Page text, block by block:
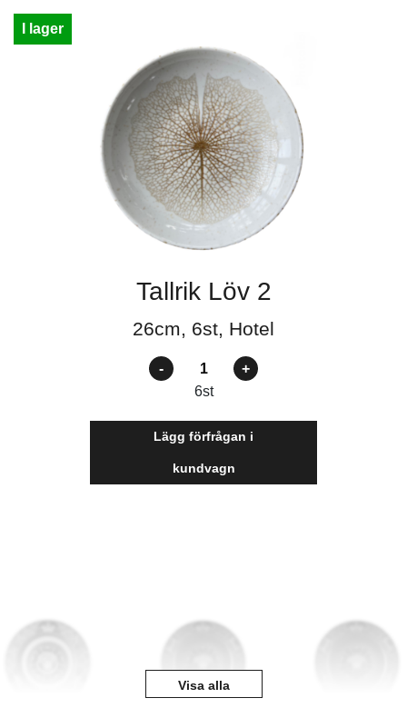
I lager
Tallrik Löv 2
26cm, 6st, Hotel
Antal
6st
Lägg förfrågan i
kundvagn
Visa alla